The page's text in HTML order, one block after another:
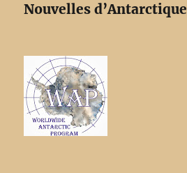
Nouvelles d’Antarctique